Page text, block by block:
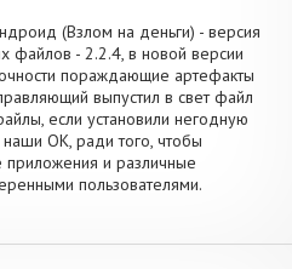
(Взлом на деньги) - версия
файлов - 2.2.4, в новой версии
пораждающие артефакты
выпустил в свет файл
если установили негодную
OK, ради того, чтобы
приложения и различные
пользователями.